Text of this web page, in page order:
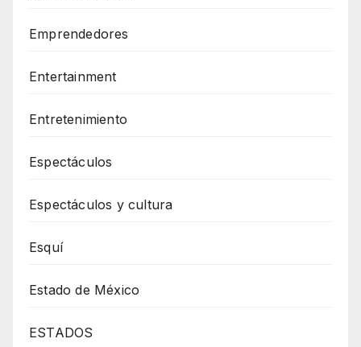
Emprendedores
Entertainment
Entretenimiento
Espectáculos
Espectáculos y cultura
Esquí
Estado de México
ESTADOS